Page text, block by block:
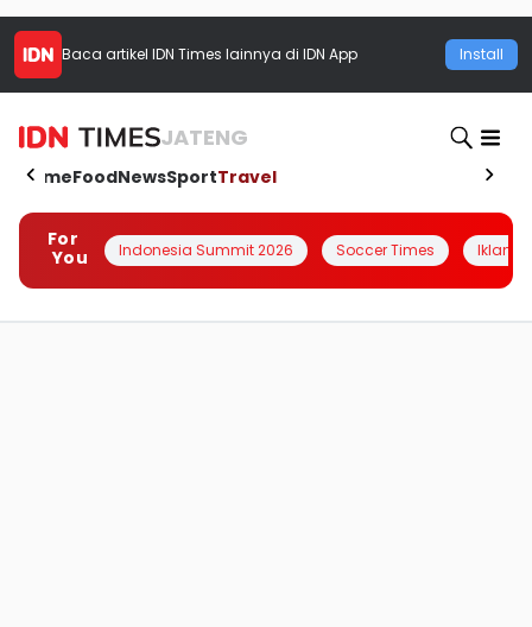
Baca artikel IDN Times lainnya di IDN App Install
JATENG
HomeFoodNewsSportTravel
For
You
Indonesia Summit 2026 Soccer Times Iklanin